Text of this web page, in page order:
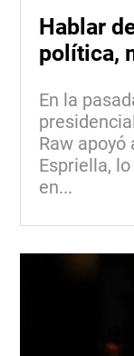
Hablar
política,
En la
Raw
Espriella,
en...